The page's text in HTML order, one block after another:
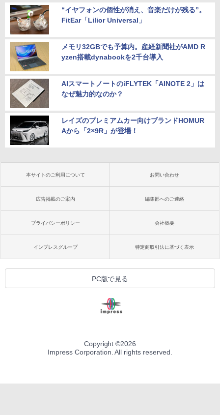
“イヤフォンの個性が消え、音楽だけが残る”。
FitEar「Lilior Universal」
メモリ32GBでも予算内。産経新聞社がAMD R
yzen搭載dynabookを2千台導入
AIスマートノートのiFLYTEK「AINOTE 2」は
なぜ魅力的なのか？
レイズのプレミアムカー向けブランドHOMUR
Aから「2×9R」が登場！
本サイトのご利用について お問い合わせ
広告掲載のご案内 編集部へのご連絡
プライバシーポリシー 会社概要
インプレスグループ 特定商取引法に基づく表示
PC版で見る
Copyright ©2026
Impress Corporation. All rights reserved.